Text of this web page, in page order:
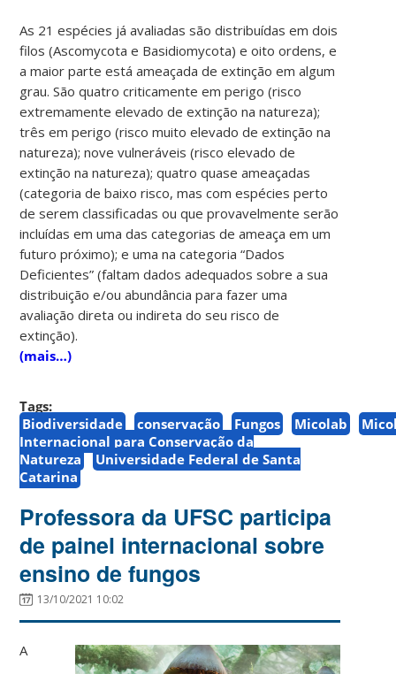
As 21 espécies já avaliadas são distribuídas em dois
filos (Ascomycota e Basidiomycota) e oito ordens, e
a maior parte está ameaçada de extinção em algum
grau. São quatro criticamente em perigo (risco
extremamente elevado de extinção na natureza);
três em perigo (risco muito elevado de extinção na
natureza); nove vulneráveis (risco elevado de
extinção na natureza); quatro quase ameaçadas
(categoria de baixo risco, mas com espécies perto
de serem classificadas ou que provavelmente serão
incluídas em uma das categorias de ameaça em um
futuro próximo); e uma na categoria “Dados
Deficientes” (faltam dados adequados sobre a sua
distribuição e/ou abundância para fazer uma
avaliação direta ou indireta do seu risco de
extinção).
(mais…)
Tags:
Biodiversidade
conservação Fungos Micolab
Internacional para Conservação da
Natureza
Universidade Federal de Santa
Catarina
Professora da UFSC participa
de painel internacional sobre
ensino de fungos
13/10/2021 10:02
A